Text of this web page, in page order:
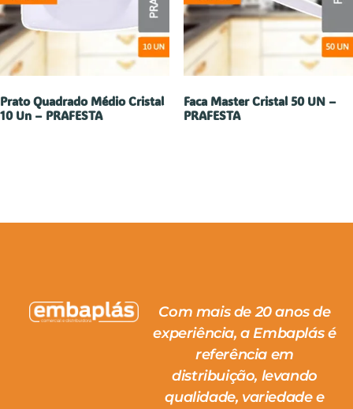
Prato Quadrado Médio Cristal
10 Un – PRAFESTA
Faca Master Cristal 50 UN –
PRAFESTA
Com mais de 20 anos de
experiência, a Embaplás é
referência em
distribuição, levando
qualidade, variedade e